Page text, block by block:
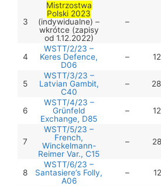
3
Mistrzostwa
Polski 2023
(indywidualne) –
wkrótce (zapisy
od 1.12.2022)
–
4
WSTT/2/23 –
Keres Defence,
D06
–
5
WSTT/3/23 –
Latvian Gambit,
C40
–
6
WSTT/4/23 –
Grünfeld
Exchange, D85
–
7
WSTT/5/23 –
French,
Winckelmann-
Reimer Var., C15
–
8
WSTT/6/23 –
Santasiere’s Folly,
A06
–